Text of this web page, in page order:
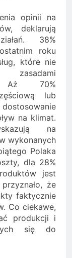
opinii na
deklarują
38%
roku
które nie
Aż 70%
lub
na klimat.
na
wykonanych
Polaka
dla 28%
jest
że
faktycznie
Co ciekawe,
produkcji i
się do